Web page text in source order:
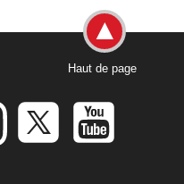
Haut de page